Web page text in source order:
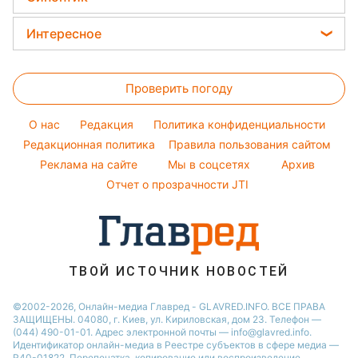
Алла Пугачева
Максим Галкин
Виталий Козловский
София Ротару
Уборка
Простые блюда
Легкие десерты
Праздничное меню
Новости Полтавы
Новости Львова
Новости Сум
Новости Днепра
Новости Черкассы
Новости Тернополя
Новости Ровно
Новости Запорожья
Новости Одессы
Прогноз погоды
Магнитные бури
Погода на сегодня
Погода на завтра
Пылевая буря
Интересное
Тесты по картинке
Оптические иллюзии
Народные приметы
Все о шоу-бизнесе
Проверить погоду
O нас Редакция
Политика конфиденциальности
Редакционная политика
Правила пользования сайтом
Реклама на сайте
Мы в соцсетях
Архив
Отчет о прозрачности JTI
ТВОЙ ИСТОЧНИК НОВОСТЕЙ
©2002-2026, Онлайн-медиа Главред - GLAVRED.INFO. ВСЕ ПРАВА
ЗАЩИЩЕНЫ. 04080, г. Киев, ул. Кириловская, дом 23. Телефон —
(044) 490-01-01. Адрес электронной почты — info@glavred.info.
Идентификатор онлайн-медиа в Реестре cубъектов в сфере медиа —